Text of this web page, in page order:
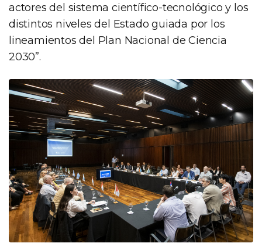
actores del sistema científico-tecnológico y los
distintos niveles del Estado guiada por los
lineamientos del Plan Nacional de Ciencia
2030”.